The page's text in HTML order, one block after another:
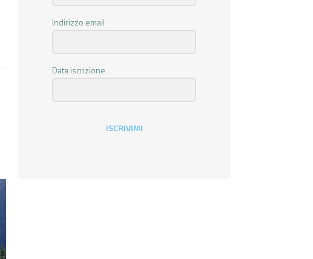
Indirizzo email
Data iscrizione
ISCRIVIMI